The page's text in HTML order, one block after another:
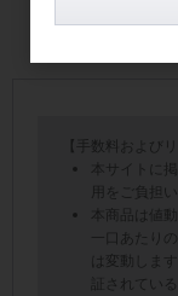
【手数料および
本サイトに
用をご負担
本商品は値
一口あたり
は変動しま
証されてい